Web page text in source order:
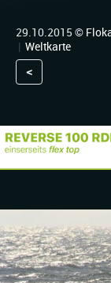
29.10.2015 ©
| Weltkarte
<